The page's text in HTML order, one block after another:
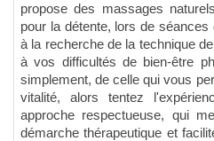
propose des massages
pour la détente, lors de
à la recherche de la technique
à vos difficultés de bien-être
simplement, de celle qui vous
vitalité, alors tentez
approche respectueuse, qui
démarche thérapeutique et